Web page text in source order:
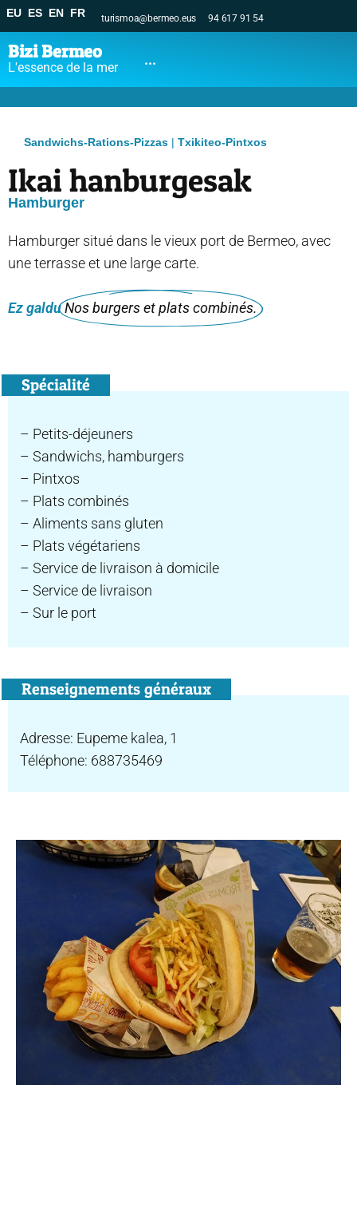
EU ES EN FR turismoa@bermeo.eus 94 617 91 54
Bizi Bermeo
L'essence de la mer ...
Sandwichs-Rations-Pizzas | Txikiteo-Pintxos
Ikai hanburgesak
Hamburger
Hamburger situé dans le vieux port de Bermeo, avec
une terrasse et une large carte.
Ez galduNos burgers et plats combinés.
Spécialité
– Petits-déjeuners
– Sandwichs, hamburgers
– Pintxos
– Plats combinés
– Aliments sans gluten
– Plats végétariens
– Service de livraison à domicile
– Service de livraison
– Sur le port
Renseignements généraux
Adresse: Eupeme kalea, 1
Téléphone: 688735469